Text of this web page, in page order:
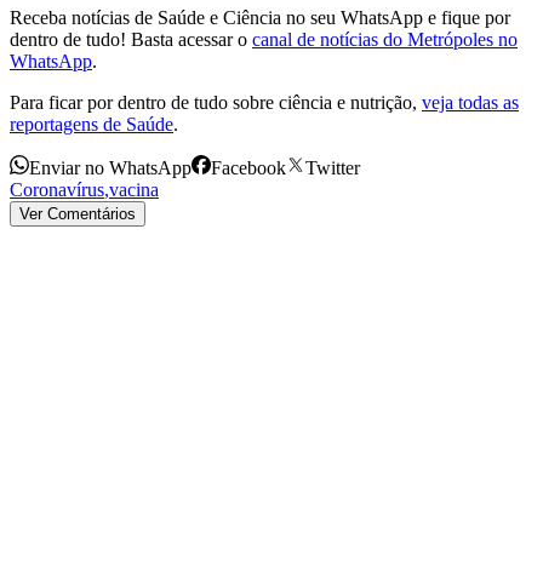
Receba notícias de Saúde e Ciência no seu WhatsApp e fique por
dentro de tudo! Basta acessar o canal de notícias do Metrópoles no
WhatsApp.
Para ficar por dentro de tudo sobre ciência e nutrição, veja todas as
reportagens de Saúde.
Enviar no WhatsApp Facebook
Twitter
Coronavírus,vacina
Ver Comentários